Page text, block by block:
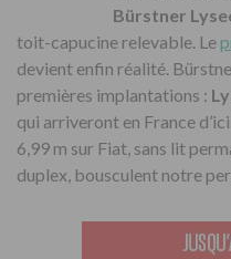
Bürstner
toit-capucine relevable. Le
devient enfin réalité.
premières implantations :
qui arriveront en France
6,99 m sur Fiat, sans lit
duplex, bousculent notre